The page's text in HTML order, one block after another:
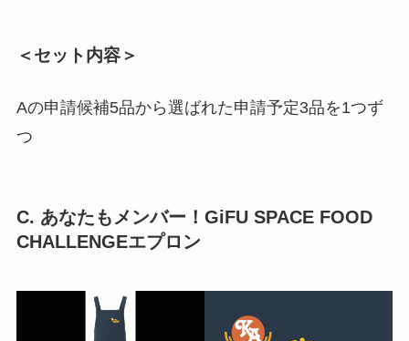
＜セット内容＞
Aの申請候補5品から選ばれた申請予定3品を1つず
つ
C. あなたもメンバー！GiFU SPACE FOOD
CHALLENGEエプロン